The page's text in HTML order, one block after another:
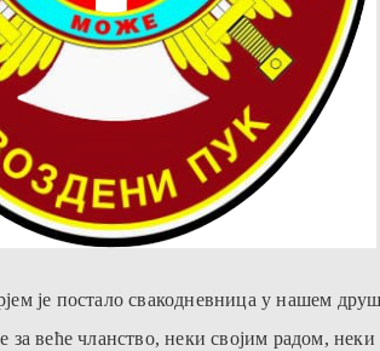
је постало свакодневница у нашем
за веће чланство, неки својим радом,